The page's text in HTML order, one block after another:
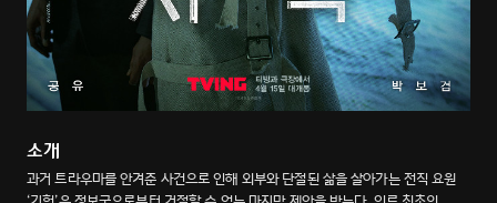
소개
과거 트라우마를 안겨준 사건으로 인해 외부와 단절된 삶을 살아가는 전직 요원